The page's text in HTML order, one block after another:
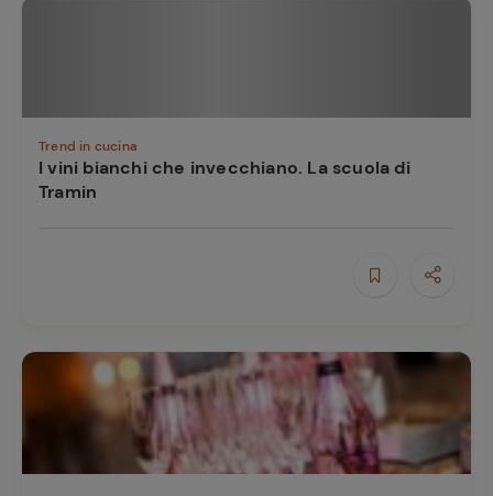
Trend in cucina
I vini bianchi che invecchiano. La scuola di
Tramin